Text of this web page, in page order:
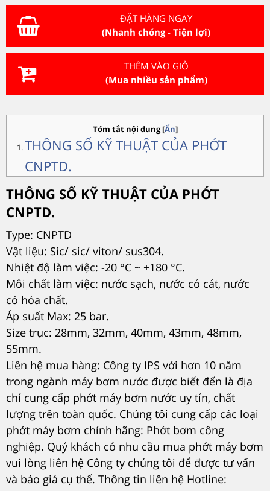
ĐẶT HÀNG NGAY
(Nhanh chóng - Tiện lợi)
THÊM VÀO GIỎ
(Mua nhiều sản phẩm)
Tóm tắt nội dung[Ẩn]
THÔNG SỐ KỸ THUẬT CỦA PHỚT
CNPTD.
THÔNG SỐ KỸ THUẬT CỦA PHỚT
CNPTD.
Type: CNPTD
Vật liệu: Sic/ sic/ viton/ sus304.
Nhiệt độ làm việc: -20 °C ~ +180 °C.
Môi chất làm việc: nước sạch, nước có cát, nước
có hóa chất.
Áp suất Max: 25 bar.
Size trục: 28mm, 32mm, 40mm, 43mm, 48mm,
55mm.
Liên hệ mua hàng: Công ty IPS với hơn 10 năm
trong ngành máy bơm nước được biết đến là địa
chỉ cung cấp phớt máy bơm nước uy tín, chất
lượng trên toàn quốc. Chúng tôi cung cấp các loại
phớt máy bơm chính hãng: Phớt bơm công
nghiệp. Quý khách có nhu cầu mua phớt máy bơm
vui lòng liên hệ Công ty chúng tôi để được tư vấn
và báo giá cụ thể. Thông tin liên hệ Hotline: